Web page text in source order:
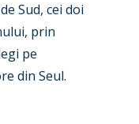
Sud, cei doi
prin
pe
din Seul.